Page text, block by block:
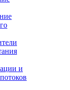
и